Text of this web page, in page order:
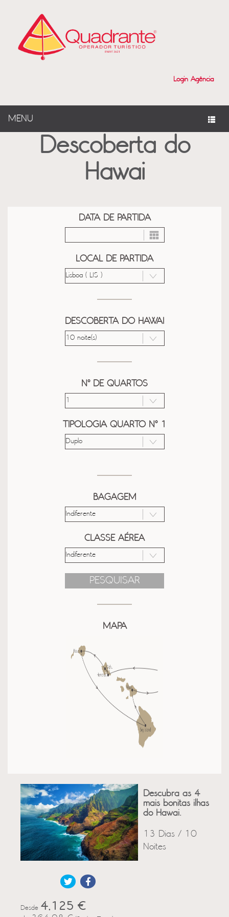
Login Agência
MENU
Descoberta do
Hawai
DATA DE PARTIDA
LOCAL DE PARTIDA
DESCOBERTA DO HAWAI
Nº DE QUARTOS
TIPOLOGIA QUARTO Nº 1
BAGAGEM
CLASSE AÉREA
PESQUISAR
MAPA
Descubra as 4
mais bonitas ilhas
do Hawai.
13 Dias / 10
Noites
Desde 4,125 €